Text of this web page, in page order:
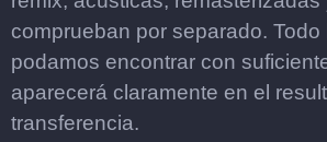
comprueban por separado. Todo
podamos encontrar con
aparecerá claramente en el
transferencia.